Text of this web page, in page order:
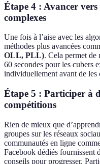
Étape 4 : Avancer
complexes
Une fois à l’aise avec les
méthodes plus avancées
OLL, PLL). Cela permet de
60 secondes pour les cubers
individuellement avant de les
Étape 5 : Participer à
compétitions
Rien de mieux que
groupes sur les réseaux
communautés en ligne
Facebook dédiés fournissent
conseils pour progresser.